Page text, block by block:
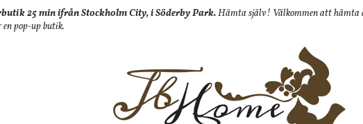
25 min ifrån Stockholm City, i Söderby Park.Hämta själv! Välkommen att hämta
pop-up butik.